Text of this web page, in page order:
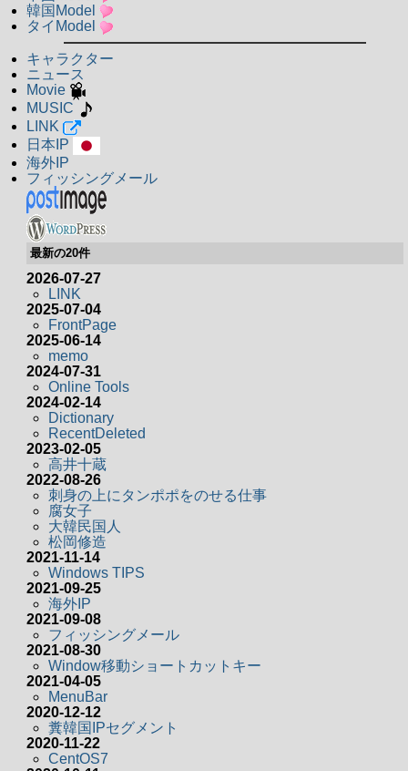
韓国Model
タイModel
キャラクター
ニュース
Movie
MUSIC
LINK
日本IP
海外IP
フィッシングメール
最新の20件
2026-07-27
LINK
2025-07-04
FrontPage
2025-06-14
memo
2024-07-31
Online Tools
2024-02-14
Dictionary
RecentDeleted
2023-02-05
高井十蔵
2022-08-26
刺身の上にタンポポをのせる仕事
腐女子
大韓民国人
松岡修造
2021-11-14
Windows TIPS
2021-09-25
海外IP
2021-09-08
フィッシングメール
2021-08-30
Window移動ショートカットキー
2021-04-05
MenuBar
2020-12-12
糞韓国IPセグメント
2020-11-22
CentOS7